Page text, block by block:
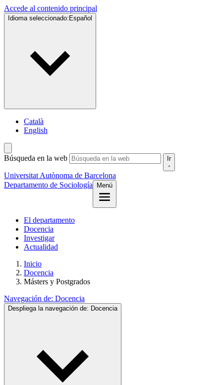
Accede al contenido principal
Idioma seleccionado: Español
Català
English
Búsqueda en la web Ir
Universitat Autònoma de Barcelona
Departamento de Sociología
Menú
El departamento
Docencia
Investigar
Actualidad
Inicio
Docencia
Másters y Postgrados
Navegación de: Docencia
Despliega la navegación de: Docencia